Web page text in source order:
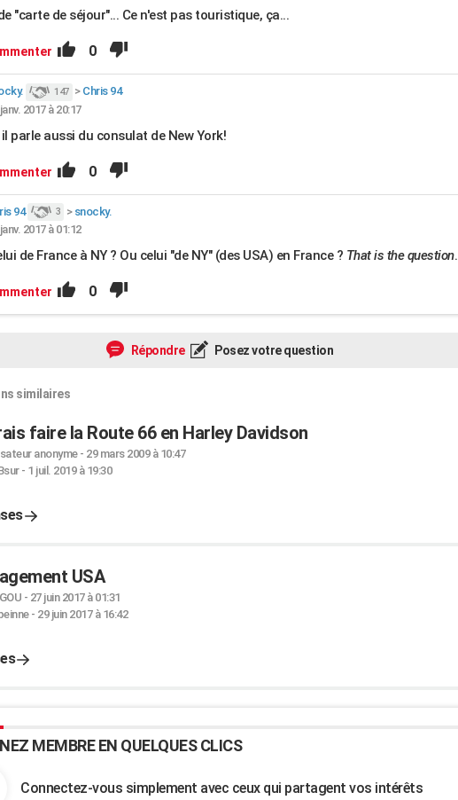
"carte de séjour"... Ce n'est pas touristique, ça...
0
147 > Chris 94
2017 à 20:17
parle aussi du consulat de New York!
0
94 3 > snocky.
2017 à 01:12
de France à NY ? Ou celui "de NY" (des USA) en France ? That is the question.
0
Répondre Posez votre question
similaires
faire la Route 66 en Harley Davidson
anonyme- 29 mars 2009 à 10:47
- 1 juil. 2019 à 19:30
USA
- 27 juin 2017 à 01:31
- 29 juin 2017 à 16:42
MEMBRE EN QUELQUES CLICS
Connectez-vous simplement avec ceux qui partagent vos intérêts